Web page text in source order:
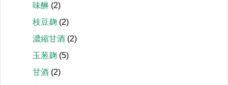
味醂 (2)
枝豆麹 (2)
濃縮甘酒 (2)
玉葱麹 (5)
甘酒 (2)